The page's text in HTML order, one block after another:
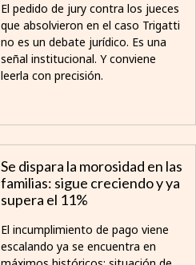
El pedido de jury contra los jueces
que absolvieron en el caso Trigatti
no es un debate jurídico. Es una
señal institucional. Y conviene
leerla con precisión.
Se dispara la morosidad en las
familias: sigue creciendo y ya
supera el 11%
El incumplimiento de pago viene
escalando ya se encuentra en